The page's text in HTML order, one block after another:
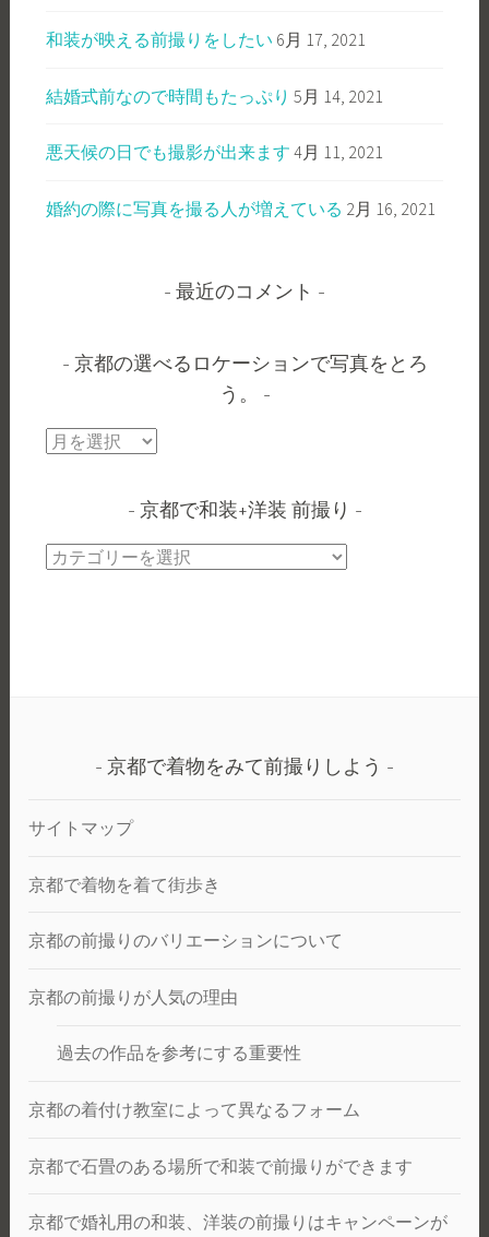
和装が映える前撮りをしたい 6月 17, 2021
結婚式前なので時間もたっぷり 5月 14, 2021
悪天候の日でも撮影が出来ます 4月 11, 2021
婚約の際に写真を撮る人が増えている 2月 16, 2021
最近のコメント
京都の選べるロケーションで写真をとろ
う。
京
べ
る
真
と
う。
京都で和装+洋装 前撮り
京
京都で着物をみて前撮りしよう
サイトマップ
京都で着物を着て街歩き
京都の前撮りのバリエーションについて
京都の前撮りが人気の理由
過去の作品を参考にする重要性
京都の着付け教室によって異なるフォーム
京都で石畳のある場所で和装で前撮りができます
京都で婚礼用の和装、洋装の前撮りはキャンペーンが